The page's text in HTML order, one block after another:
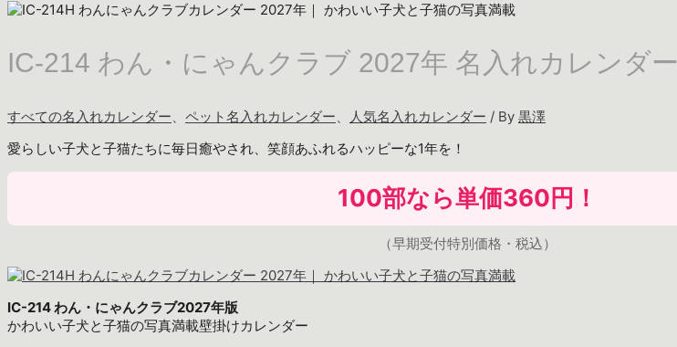
IC-214 わん・にゃんクラブ 2027年 名入れカレンダー
すべての名入れカレンダー ペット名入れカレンダー 人気名入れカレンダー / By 黒澤
愛らしい子犬と子猫たちに毎日癒やされ、笑顔あふれるハッピーな1年を！
100部なら単価360円 ！
（早期受付特別価格・税込）
IC-214 わん・にゃんクラブ2027年版
かわいい子犬と子猫の写真満載壁掛けカレンダー